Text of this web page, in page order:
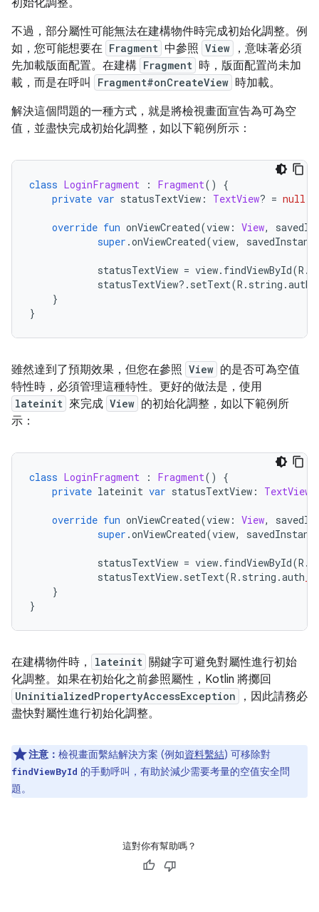
初始化調整。
不過，部分屬性可能無法在建構物件時完成初始化調整。例
如，您可能想要在 Fragment 中參照 View
，意味著必須
先加載版面配置。在建構 Fragment 時，版面配置尚未加
載，而是在呼叫
Fragment#onCreateView 時加載。
解決這個問題的一種方式，就是將檢視畫面宣告為可為空
值，並盡快完成初始化調整，如以下範例所示：
class LoginFragment : Fragment()
{
private var statusTextView : TextView? = null
override fun onViewCreated(view : View,
super .onViewCreated(view,
statusTextView = view. findViewById(R .
statusTextView?. setText(R . string .auth
}
}
雖然達到了預期效果，但您在參照 View 的是否可為空值
特性時，必須管理這種特性。更好的做法是，使用
lateinit 來完成 View 的初始化調整，如以下範例所
示：
class LoginFragment : Fragment()
{
private lateinit var statusTextView : TextView
override fun onViewCreated(view : View,
super .onViewCreated(view,
statusTextView = view. findViewById(R .
statusTextView. setText(R . string .auth
}
}
在建構物件時， lateinit 關鍵字可避免對屬性進行初始
化調整。如果在初始化之前參照屬性，Kotlin 將擲回
UninitializedPropertyAccessException
，因此請務必
盡快對屬性進行初始化調整。
注意： 檢視畫面繫結解決方案 (例如資料繫結) 可移除對
findViewById 的手動呼叫，有助於減少需要考量的空值安全問
題。
這對你有幫助嗎？